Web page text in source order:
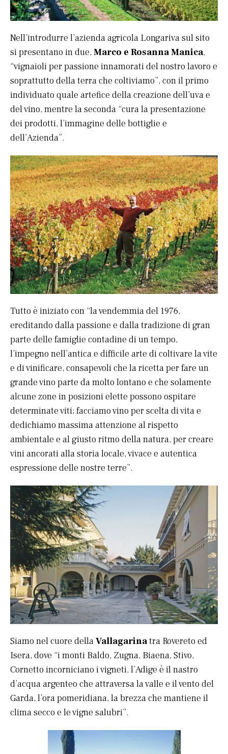
Nell’introdurre l’azienda agricola Longariva sul sito
si presentano in due, Marco e Rosanna Manica,
“vignaioli per passione innamorati del nostro lavoro e
soprattutto della terra che coltiviamo”, con il primo
individuato quale artefice della creazione dell’uva e
del vino, mentre la seconda “cura la presentazione
dei prodotti, l’immagine delle bottiglie e
dell’Azienda”.
Tutto è iniziato con “la vendemmia del 1976,
ereditando dalla passione e dalla tradizione di gran
parte delle famiglie contadine di un tempo,
l’impegno nell’antica e difficile arte di coltivare la vite
e di vinificare, consapevoli che la ricetta per fare un
grande vino parte da molto lontano e che solamente
alcune zone in posizioni elette possono ospitare
determinate viti; facciamo vino per scelta di vita e
dedichiamo massima attenzione al rispetto
ambientale e al giusto ritmo della natura, per creare
vini ancorati alla storia locale, vivace e autentica
espressione delle nostre terre”.
Siamo nel cuore dellaVallagarinatra Rovereto ed
Isera, dove “i monti Baldo, Zugna, Biaena, Stivo,
Cornetto incorniciano i vigneti, l’Adige è il nastro
d’acqua argenteo che attraversa la valle e il vento del
Garda, l’ora pomeridiana, la brezza che mantiene il
clima secco e le vigne salubri”.